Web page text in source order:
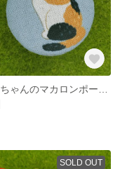
SOLD OUT